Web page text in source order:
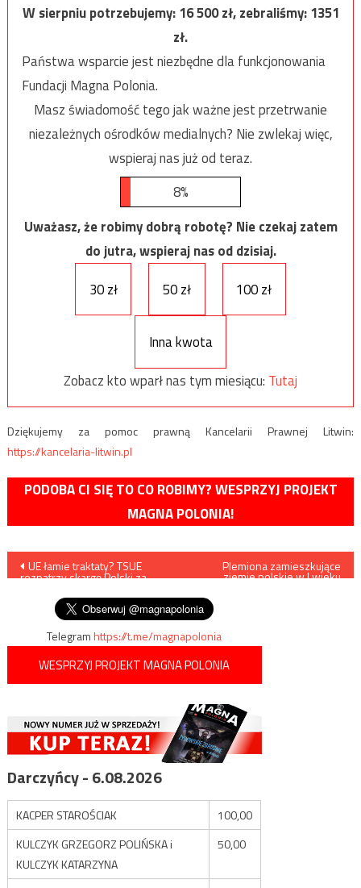
W sierpniu potrzebujemy:16 500zł, zebraliśmy:1351
zł.
Państwa wsparcie jest niezbędne dla funkcjonowania
Fundacji Magna Polonia.
Masz świadomość tego jak ważne jest przetrwanie
niezależnych ośrodków medialnych? Nie zwlekaj więc,
wspieraj nas już od teraz.
8%
Uważasz, że robimy dobrą robotę? Nie czekaj zatem
do jutra, wspieraj nas od dzisiaj.
30 zł
50 zł 100 zł
Inna kwota
Zobacz kto wparł nas tym miesiącu: Tutaj
Dziękujemy za pomoc prawną Kancelarii Prawnej Litwin:
https://kancelaria-litwin.pl
PODOBA CI SIĘ TO CO ROBIMY? WESPRZYJ PROJEKT
MAGNA POLONIA!
Nawigacja
wpisu
UE łamie traktaty? TSUE
rozpatrzy skargę Polski za
Plemiona zamieszkujące
ziemie polskie w I wieku
Telegramhttps://t.me/magnapolonia
WESPRZYJ PROJEKT MAGNA POLONIA
Darczyńcy - 6.08.2026
KACPER STAROŚCIAK
100,00
KULCZYK GRZEGORZ POLIŃSKA i
KULCZYK KATARZYNA
50,00